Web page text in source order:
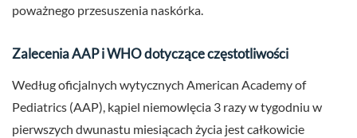
poważnego przesuszenia naskórka.
Zalecenia AAP i WHO dotyczące częstotliwości
Według oficjalnych wytycznych American Academy of
Pediatrics (AAP), kąpiel niemowlęcia 3 razy w tygodniu w
pierwszych dwunastu miesiącach życia jest całkowicie